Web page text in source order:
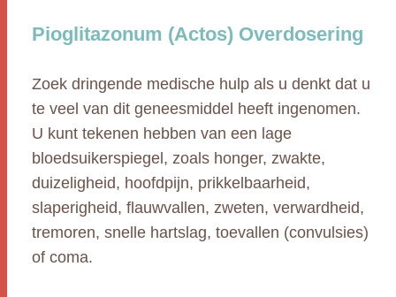
Pioglitazonum (Actos) Overdosering
Zoek dringende medische hulp als u denkt dat u
te veel van dit geneesmiddel heeft ingenomen.
U kunt tekenen hebben van een lage
bloedsuikerspiegel, zoals honger, zwakte,
duizeligheid, hoofdpijn, prikkelbaarheid,
slaperigheid, flauwvallen, zweten, verwardheid,
tremoren, snelle hartslag, toevallen (convulsies)
of coma.